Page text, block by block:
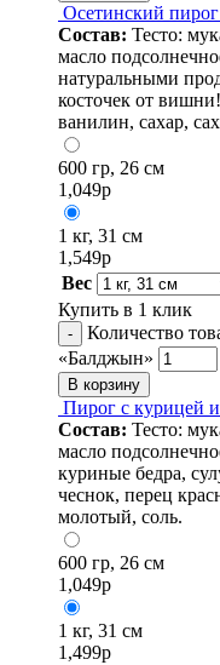
Осетинский
Состав: Тесто:
масло
натуральными
косточек от
ванилин, сахар,
600 гр, 26 см
1,049р
1 кг, 31 см
1,549р
Вес
Купить в 1 клик
-
Количество
«Балджын»
В корзину
Пирог с курицей
Состав: Тесто:
масло
куриные бедра,
чеснок, перец
молотый, соль.
600 гр, 26 см
1,049р
1 кг, 31 см
1,499р